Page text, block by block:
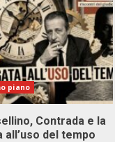
piano
Contrada e la
del tempo